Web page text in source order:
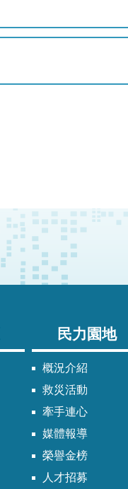
民力園地
概況介紹
救災活動
牽手連心
媒體報導
榮譽金榜
人才招募